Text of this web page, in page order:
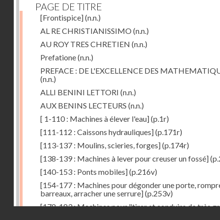
PAGE DE TITRE
[Frontispice](n.n.)
AL RE CHRISTIANISSIMO (n.n.)
AU ROY TRES CHRETIEN (n.n.)
Prefatione(n.n.)
PREFACE : DE L'EXCELLENCE DES
(n.n.)
ALLI BENINI LETTORI (n.n.)
AUX BENINS LECTEURS (n.n.)
[ 1-110 : Machines à élever l'eau](p.1r)
[111-112 : Caissons hydrauliques](p.171r)
[113-137 : Moulins, scieries, forges](p.174r)
[138-139 : Machines à lever pour creuser un fossé]
[140-153 : Ponts mobiles](p.216v)
[154-177 : Machines pour dégonder une porte,
barreaux, arracher une serrure](p.253v)
[178-183 : Machines pour "tirer et conduire de très